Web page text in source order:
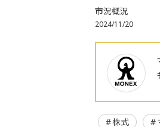
市況概況
2024/11/20
株式